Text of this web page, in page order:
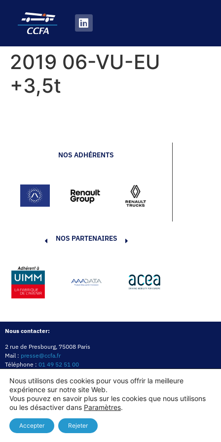
2019 06-VU-EU
+3,5t
NOS ADHÉRENTS
NOS PARTENAIRES
Nous contacter:
2 rue de Presbourg, 75008 Paris
Mail : presse@ccfa.fr
Téléphone : 01 49 52 51 00
Politique de confidentialitéMentions légales
Copyright© 2026
Nous utilisons des cookies pour vous offrir la meilleure
expérience sur notre site Web.
Vous pouvez en savoir plus sur les cookies que nous utilisons
ou les désactiver dans Paramètres.
Accepter Rejeter